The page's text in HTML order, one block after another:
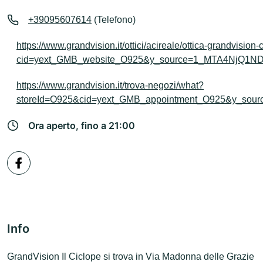
+39095607614 (Telefono)
https://www.grandvision.it/ottici/acireale/ottica-
https://www.grandvision.it/trova-negozi/what?
Ora aperto, fino a 21:00
Info
GrandVision Il Ciclope si trova in Via Madonna delle Grazie